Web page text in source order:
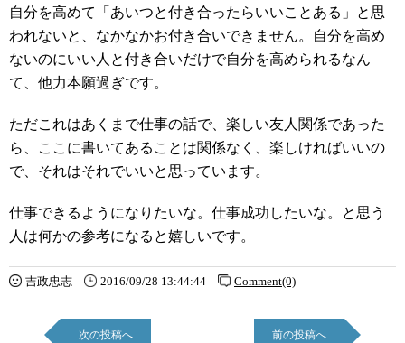
自分を高めて「あいつと付き合ったらいいことある」と思
われないと、なかなかお付き合いできません。自分を高め
ないのにいい人と付き合いだけで自分を高められるなん
て、他力本願過ぎです。
ただこれはあくまで仕事の話で、楽しい友人関係であった
ら、ここに書いてあることは関係なく、楽しければいいの
で、それはそれでいいと思っています。
仕事できるようになりたいな。仕事成功したいな。と思う
人は何かの参考になると嬉しいです。
吉政忠志 2016/09/28 13:44:44 Comment(0)
次の投稿へ 前の投稿へ